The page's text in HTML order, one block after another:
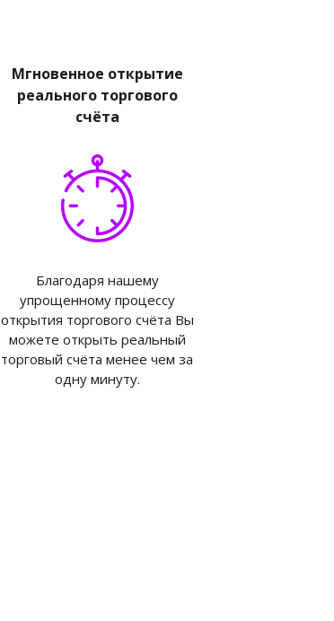
Мгновенное открытие
реального торгового
счёта
Благодаря нашему
упрощенному процессу
открытия торгового счёта Вы
можете открыть реальный
торговый счёта менее чем за
одну минуту.